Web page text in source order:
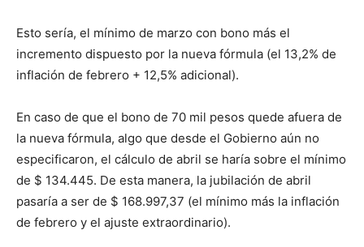
Esto sería, el mínimo de marzo con bono más el
incremento dispuesto por la nueva fórmula (el 13,2% de
inflación de febrero + 12,5% adicional).
En caso de que el bono de 70 mil pesos quede afuera de
la nueva fórmula, algo que desde el Gobierno aún no
especificaron, el cálculo de abril se haría sobre el mínimo
de $ 134.445. De esta manera, la jubilación de abril
pasaría a ser de $ 168.997,37 (el mínimo más la inflación
de febrero y el ajuste extraordinario).